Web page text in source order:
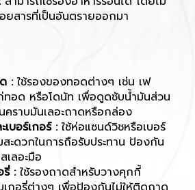
ยสารที่เป็นอันตรายออกมา
:ใช้รองของทอดต่างๆ เช่น เฟ
ทอด หรือโดนัท เพื่อดูดซับน้ำมันส่วน
คราบมันเลอะถาดหรือกล่อง
บอร์เกอร์ :ใช้ห่อแซนด์วิชหรือเบอร์
สะดวกในการถือรับประทาน ป้องกัน
เลอะมือ
รี่ :ใช้รองถาดสำหรับวางคุกกี้